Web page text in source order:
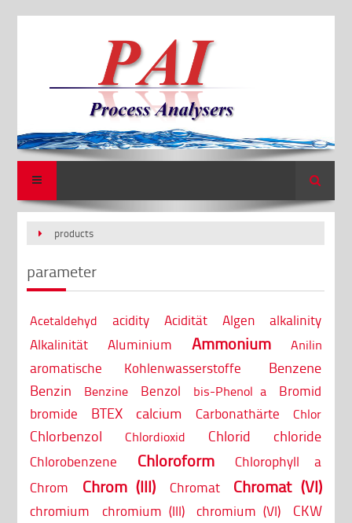
Search
products
parameter
Acetaldehyd acidity Acidität Algen
alkalinity
Alkalinität
Aluminium Ammonium Anilin
aromatische Kohlenwasserstoffe
Benzene
Benzin
Benzine Benzol bis-Phenol a
Bromid
bromide
BTEX calcium Carbonathärte Chlor
Chlorbenzol Chlordioxid Chlorid chloride
Chlorobenzene Chloroform
Chlorophyll a
Chrom
Chrom (III) Chromat Chromat (VI)
chromium chromium (III) chromium (VI) CKW